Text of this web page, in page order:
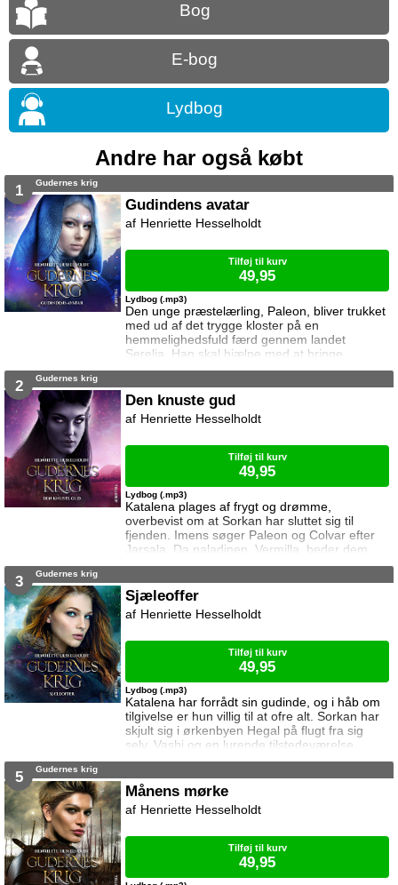
Bog
E-bog
Lydbog
Andre har også købt
1 Gudernes krig
Gudindens avatar
Den unge præstelærling, Paleon, bliver trukket
med ud af det trygge kloster på en
hemmelighedsfuld færd gennem landet
Serelia. Han skal hjælpe med at bringe
elveren, Si’il, til gudinden Haias tempel hvor
lurende krig mellem guderne. Med sig har de
tre gamle krigskammerater der hver gemmer
på deres hemmeligheder, samt en ung kvinde
Lydbog (.mp3)
Henriette Hesselholdt
Tilføj til kurv
49,95
2 Gudernes krig
Den knuste gud
Katalena plages af frygt og drømme,
overbevist om at Sorkan har sluttet sig til
fjenden. Imens søger Paleon og Colvar efter
Jarsala. Da paladinen, Vermilla, beder dem
tage med på diplomatisk rejse, får de selskab
er opslugt af hævntørst, og måske ikke bare er
en almindelig dødelig. Rejsen fører dem først
til den røde ørken og senere langt om bag
Lydbog (.mp3)
Henriette Hesselholdt
Tilføj til kurv
49,95
3 Gudernes krig
Sjæleoffer
Katalena har forrådt sin gudinde, og i håb om
tilgivelse er hun villig til at ofre alt. Sorkan har
skjult sig i ørkenbyen Hegal på flugt fra sig
selv, Vashi og en lurende tilstedeværelse.
Imens har Paleon fundet lykken, men tvinges
Derell har ikke opgivet sin hævn over Cairon,
og Cairon har ikke glemt den mand der kan
betyde døden for selv en gud. Sjæleoffer er
Lydbog (.mp3)
Henriette Hesselholdt
Tilføj til kurv
49,95
5 Gudernes krig
Månens mørke
Henriette Hesselholdt
Tilføj til kurv
49,95